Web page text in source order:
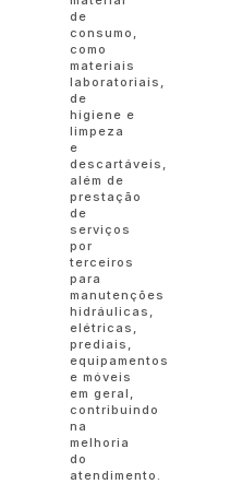
de
consumo,
como
materiais
laboratoriais,
de
higiene e
limpeza
e
descartáveis,
além de
prestação
de
serviços
por
terceiros
para
manutenções
hidráulicas,
elétricas,
prediais,
equipamentos
e móveis
em geral,
contribuindo
na
melhoria
do
atendimento.